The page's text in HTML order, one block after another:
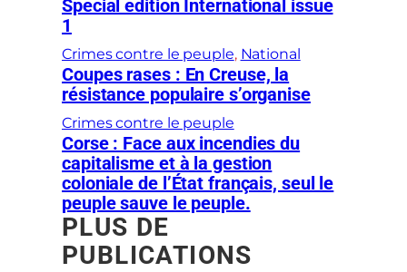
Special edition International issue
1
Crimes contre le peuple, National
Coupes rases : En Creuse, la
résistance populaire s’organise
Crimes contre le peuple
Corse : Face aux incendies du
capitalisme et à la gestion
coloniale de l’État français, seul le
peuple sauve le peuple.
PLUS DE
PUBLICATIONS